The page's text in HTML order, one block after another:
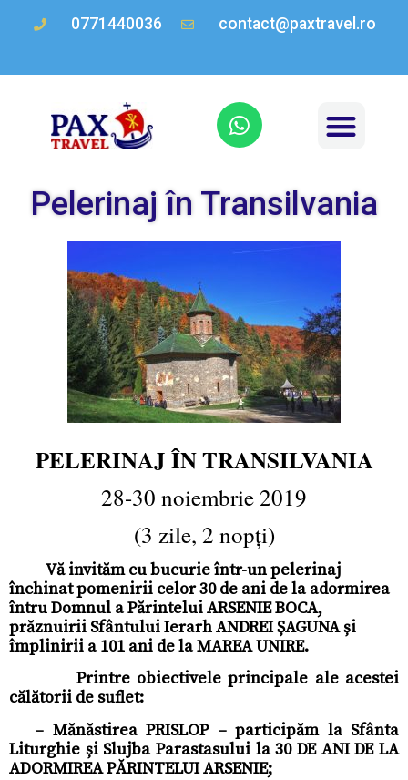
0771440036 contact@paxtravel.ro
Pelerinaj în Transilvania
PELERINAJ ÎN TRANSILVANIA
28-30 noiembrie 2019
(3 zile, 2 nopți)
Vă invităm cu bucurie într-un pelerinaj
închinat pomenirii celor 30 de ani de la adormirea
întru Domnul a Părintelui ARSENIE BOCA,
prăznuirii Sfântului Ierarh ANDREI ȘAGUNA și
împlinirii a 101 ani de la MAREA UNIRE.
Printre obiectivele principale ale acestei
călătorii de suflet:
– Mănăstirea PRISLOP – participăm la Sfânta
Liturghie și Slujba Parastasului la 30 DE ANI DE LA
ADORMIREA PĂRINTELUI ARSENIE;